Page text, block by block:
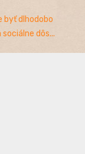
byť dlhodobo
dôs...